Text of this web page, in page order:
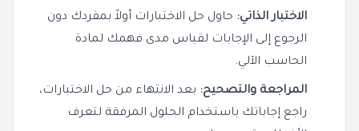
الاختبار الذاتي: حاول حل الاختبارات أولاً بمفردك دون
الرجوع إلى الإجابات لقياس مدى فهمك لمادة
الحاسب الآلي.
المراجعة والتصحيح: بعد الانتهاء من حل الاختبارات،
راجع إجاباتك باستخدام الحلول المرفقة لتعرف